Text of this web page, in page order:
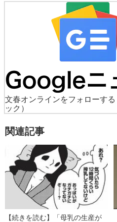
文春オンラインをフォローする
ック）
関連記事
【続きを読む】「母乳の生産が